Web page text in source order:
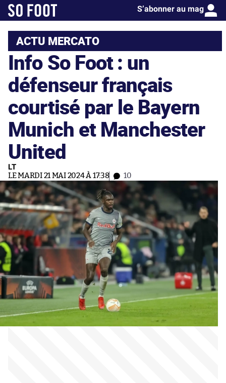
S’abonner au mag
ACTU MERCATO
Info So Foot : un
défenseur français
courtisé par le Bayern
Munich et Manchester
United
LT
LE MARDI 21 MAI 2024 À 17:38 10